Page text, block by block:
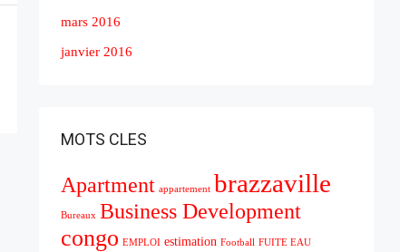
mars 2016
janvier 2016
MOTS CLES
Apartment appartement brazzaville
Bureaux Business Development
congo EMPLOI estimation Football FUITE EAU